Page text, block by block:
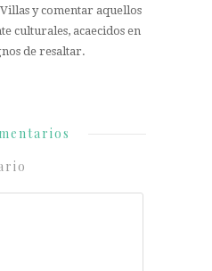
y comentar aquellos
culturales, acaecidos en
de resaltar.